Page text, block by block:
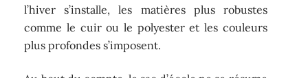
l’hiver s’installe, les matières plus robustes
comme le cuir ou le polyester et les couleurs
plus profondes s’imposent.